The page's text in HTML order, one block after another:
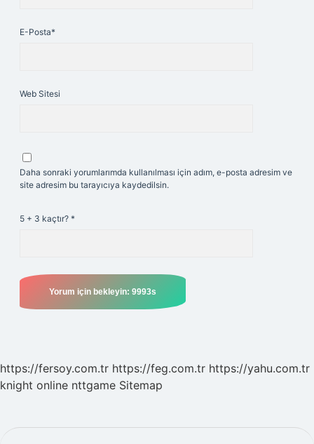
E-Posta*
Web Sitesi
Daha sonraki yorumlarımda kullanılması için adım, e-posta adresim ve
site adresim bu tarayıcıya kaydedilsin.
5 + 3 kaçtır? *
https://fersoy.com.tr https://feg.com.tr https://yahu.com.tr
knight online nttgame Sitemap